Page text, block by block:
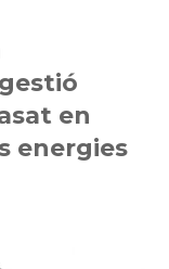
en
energies